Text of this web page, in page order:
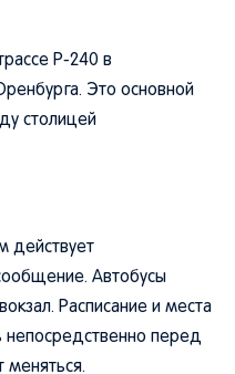
Р-240 в
Это основной
столицей
действует
Автобусы
Расписание и места
непосредственно перед
меняться.